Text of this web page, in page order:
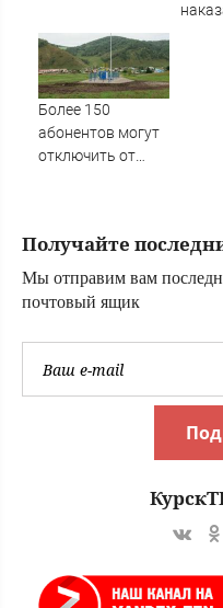
Более 150
абонентов могут
отключить от
Получайте
Мы отправим вам
почтовый ящик